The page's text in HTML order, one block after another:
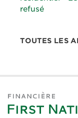
refusé
TOUTES LES